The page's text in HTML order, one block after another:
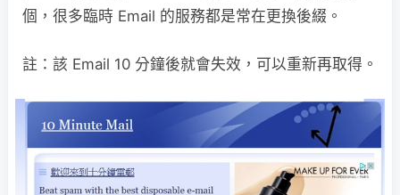
個，很多臨時 Email 的服務都是常在更換後綴。
註：該 Email 10 分鐘後就會失效，可以重新再取得。